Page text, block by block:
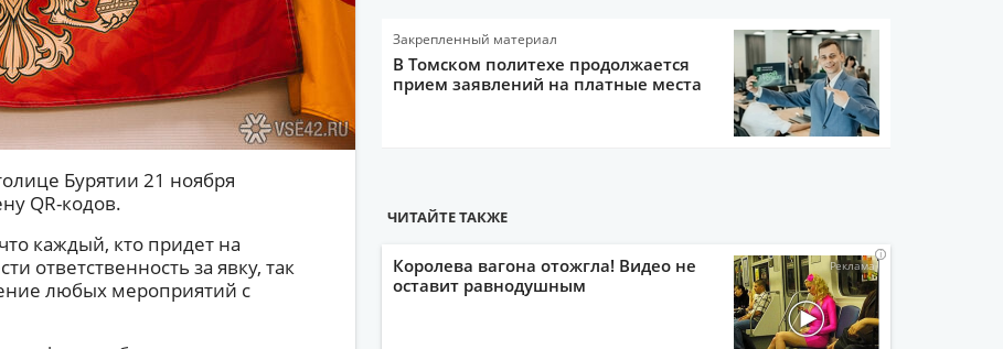
Бурятии 21 ноября
QR-кодов.
каждый, кто придет на
ответственность за явку, так
любых мероприятий с
Закрепленный материал
В Томском политехе продолжается
прием заявлений на платные места
ЧИТАЙТЕ ТАКЖЕ
i
Королева вагона отожгла! Видео не
оставит равнодушным
iii